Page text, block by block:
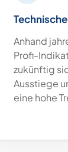
Anhand
Profi-
zukünftig
Ausstiege
eine hohe